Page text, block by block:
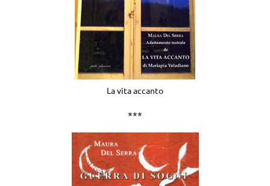
La vita accanto
***